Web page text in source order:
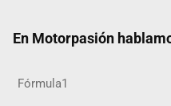
En Motorpasión
Fórmula1